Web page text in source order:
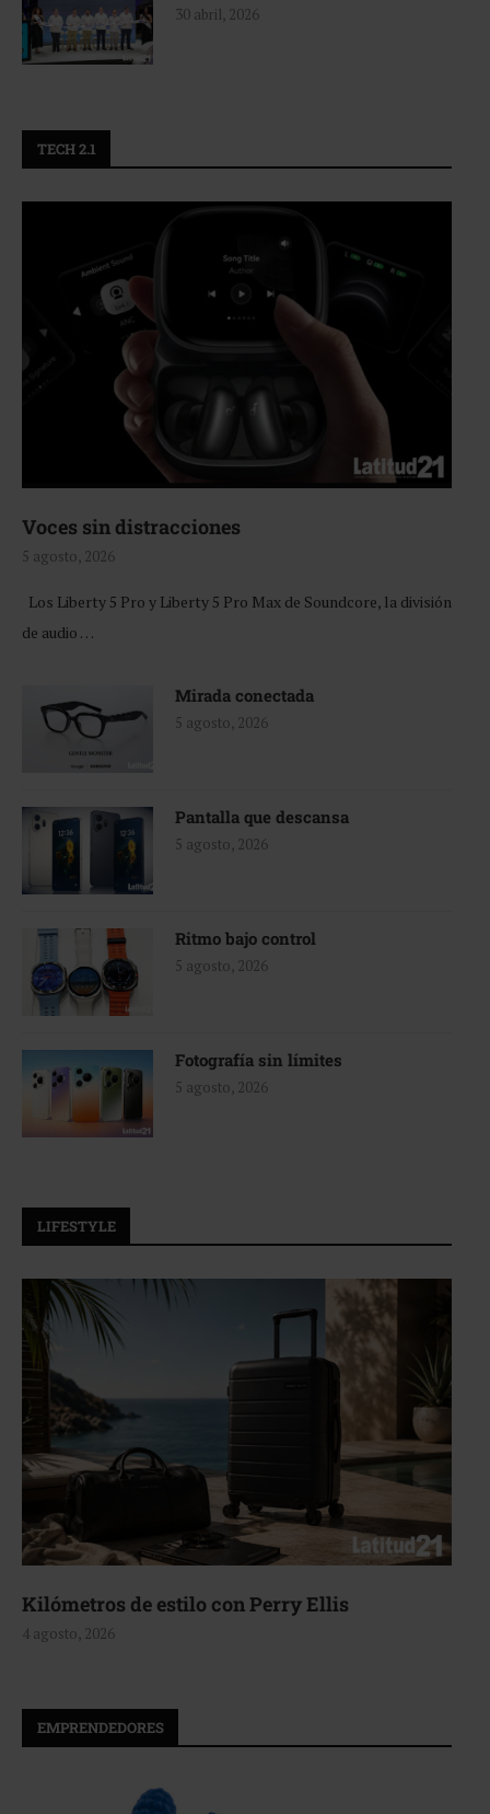
30 abril, 2026
TECH 2.1
Voces sin distracciones
5 agosto, 2026
Los Liberty 5 Pro y Liberty 5 Pro Max de Soundcore, la división
de audio …
Mirada conectada
5 agosto, 2026
Pantalla que descansa
5 agosto, 2026
Ritmo bajo control
5 agosto, 2026
Fotografía sin límites
5 agosto, 2026
LIFESTYLE
Kilómetros de estilo con Perry Ellis
4 agosto, 2026
EMPRENDEDORES